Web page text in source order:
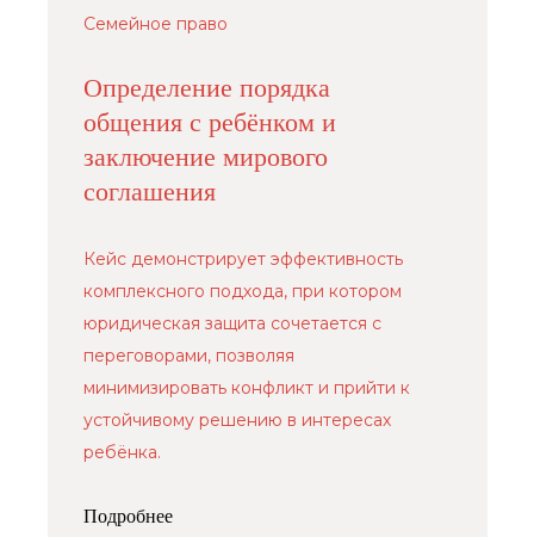
Семейное право
Определение порядка
общения с ребёнком и
заключение мирового
соглашения
Кейс демонстрирует эффективность
комплексного подхода, при котором
юридическая защита сочетается с
переговорами, позволяя
минимизировать конфликт и прийти к
устойчивому решению в интересах
ребёнка.
Подробнее